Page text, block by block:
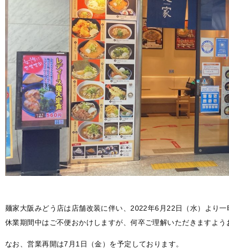
麺家大阪みどう店は店舗改装に伴い、2022年6月22日（水）より
休業期間中はご不便おかけしますが、何卒ご理解いただきますよ
なお、営業再開は7月1日（金）を予定しております。